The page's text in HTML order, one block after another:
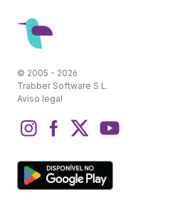
© 2005 - 2026
Trabber Software S.L.
Aviso legal